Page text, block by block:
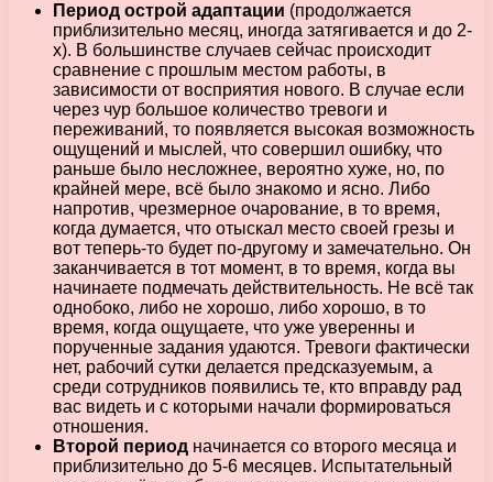
Период острой адаптации (продолжается
приблизительно месяц, иногда затягивается и до 2-
х). В большинстве случаев сейчас происходит
сравнение с прошлым местом работы, в
зависимости от восприятия нового. В случае если
через чур большое количество тревоги и
переживаний, то появляется высокая возможность
ощущений и мыслей, что совершил ошибку, что
раньше было несложнее, вероятно хуже, но, по
крайней мере, всё было знакомо и ясно. Либо
напротив, чрезмерное очарование, в то время,
когда думается, что отыскал место своей грезы и
вот теперь-то будет по-другому и замечательно. Он
заканчивается в тот момент, в то время, когда вы
начинаете подмечать действительность. Не всё так
однобоко, либо не хорошо, либо хорошо, в то
время, когда ощущаете, что уже уверенны и
порученные задания удаются. Тревоги фактически
нет, рабочий сутки делается предсказуемым, а
среди сотрудников появились те, кто вправду рад
вас видеть и с которыми начали формироваться
отношения.
Второй период начинается со второго месяца и
приблизительно до 5-6 месяцев. Испытательный